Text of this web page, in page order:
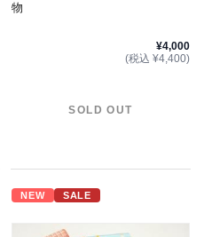
物
¥4,000
(税込 ¥4,400)
SOLD OUT
NEW SALE